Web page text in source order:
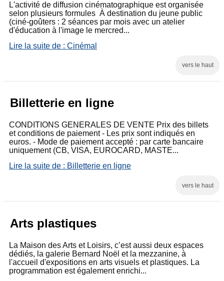
L'activité de diffusion cinématographique est organisée
selon plusieurs formules À destination du jeune public
(ciné-goûters : 2 séances par mois avec un atelier
d'éducation à l'image le mercred...
Lire la suite de : Cinémal
vers le haut
Billetterie en ligne
CONDITIONS GENERALES DE VENTE Prix des billets
et conditions de paiement - Les prix sont indiqués en
euros. - Mode de paiement accepté : par carte bancaire
uniquement (CB, VISA, EUROCARD, MASTE...
Lire la suite de : Billetterie en ligne
vers le haut
Arts plastiques
La Maison des Arts et Loisirs, c’est aussi deux espaces
dédiés, la galerie Bernard Noël et la mezzanine, à
l'accueil d'expositions en arts visuels et plastiques. La
programmation est également enrichi...